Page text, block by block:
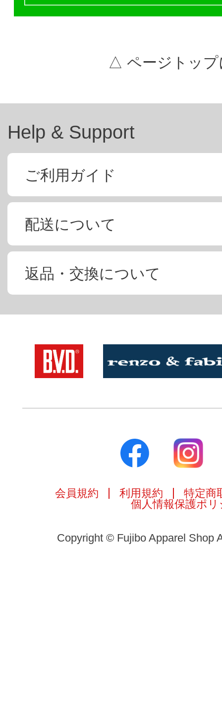
△ ページトップ
Help & Support
ご利用ガイド
配送について
返品・交換について
会員規約 利用規約
特定商
個人情報保護ポリ
Copyright © Fujibo Apparel Shop